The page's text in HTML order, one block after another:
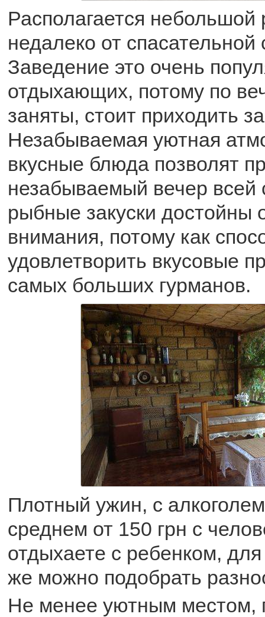
Располагается небольшой
недалеко от спасательной
Заведение это очень
отдыхающих, потому по
заняты, стоит приходить
Незабываемая уютная
вкусные блюда позволят
незабываемый вечер
рыбные закуски достойны
внимания, потому как
удовлетворить вкусовые
самых больших гурманов.
Плотный ужин, с
среднем от 150 грн с
отдыхаете с ребенком,
же можно подобрать
Не менее уютным местом,